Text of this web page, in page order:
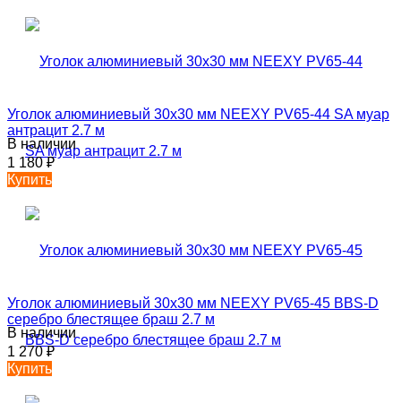
Уголок алюминиевый 30х30 мм NEEXY PV65-44 SA муар
антрацит 2.7 м
В наличии
1 180₽
Купить
Уголок алюминиевый 30х30 мм NEEXY PV65-45 BBS-D
серебро блестящее браш 2.7 м
В наличии
1 270₽
Купить